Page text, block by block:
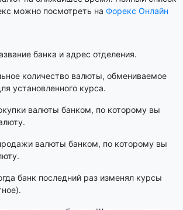
можно посмотреть на Форекс Онлайн
банка и адрес отделения.
количество валюты, обмениваемое
установленного курса.
валюты банком, по которому вы
валюты банком, по которому вы
банк последний раз изменял курсы